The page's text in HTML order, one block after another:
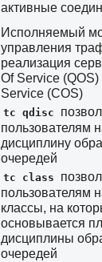
активные
Исполняемый
управления
реализация
Of Service
Service (COS)
tc qdisc
пользователям
дисциплину
очередей
tc class
пользователям
классы, на
основывается
дисциплины
очередей